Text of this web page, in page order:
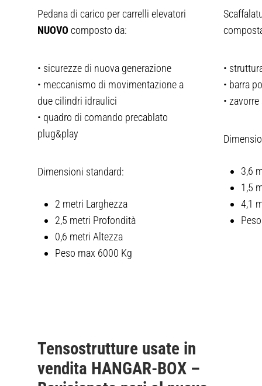
Pedana di carico per carrelli elevatori
NUOVO composto da:
• sicurezze di nuova generazione
• meccanismo di movimentazione a
due cilindri idraulici
• quadro di comando precablato
plug&play
Dimensioni standard:
2 metri Larghezza
2,5 metri Profondità
0,6 metri Altezza
Peso max 6000 Kg
•
• barra
•
3,6
1,5
4,1
Tensostrutture usate in
vendita HANGAR-BOX –